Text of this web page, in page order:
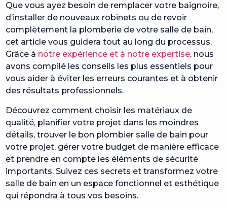
Que vous ayez besoin de remplacer votre baignoire,
d’installer de nouveaux robinets ou de revoir
complètement la plomberie de votre salle de bain,
cet article vous guidera tout au long du processus.
Grâce à notre expérience et à notre expertise, nous
avons compilé les conseils les plus essentiels pour
vous aider à éviter les erreurs courantes et à obtenir
des résultats professionnels.
Découvrez comment choisir les matériaux de
qualité, planifier votre projet dans les moindres
détails, trouver le bon plombier salle de bain pour
votre projet, gérer votre budget de manière efficace
et prendre en compte les éléments de sécurité
importants. Suivez ces secrets et transformez votre
salle de bain en un espace fonctionnel et esthétique
qui répondra à tous vos besoins.